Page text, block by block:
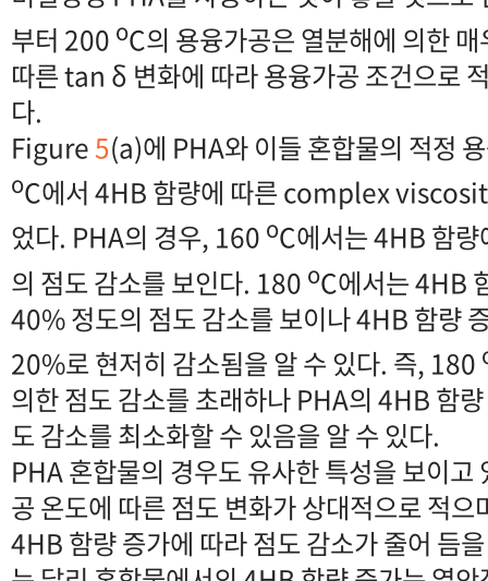
부터 200 oC의 용융가공은 열분해에 의한
따른 tan δ 변화에 따라 용융가공 조건으로
다.
Figure5(a)에 PHA와 이들 혼합물의 적정
oC에서 4HB 함량에 따른 complex
었다. PHA의 경우, 160 oC에서는 4HB 함
의 점도 감소를 보인다. 180 oC에서는 4HB
40% 정도의 점도 감소를 보이나 4HB 함량
20%로 현저히 감소됨을 알 수 있다. 즉, 180
의한 점도 감소를 초래하나 PHA의 4HB 함
도 감소를 최소화할 수 있음을 알 수 있다.
PHA 혼합물의 경우도 유사한 특성을 보이고
공 온도에 따른 점도 변화가 상대적으로 적
4HB 함량 증가에 따라 점도 감소가 줄어 듬